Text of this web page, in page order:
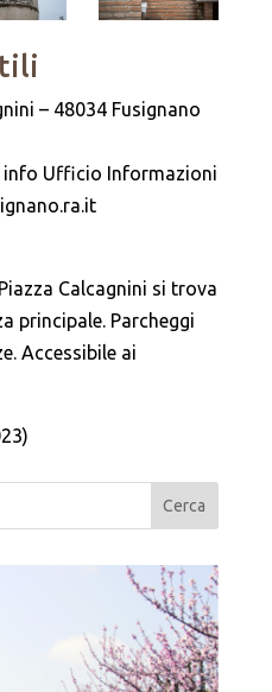
– 48034 Fusignano
info Ufficio Informazioni
Calcagnini si trova
principale. Parcheggi
Accessibile ai